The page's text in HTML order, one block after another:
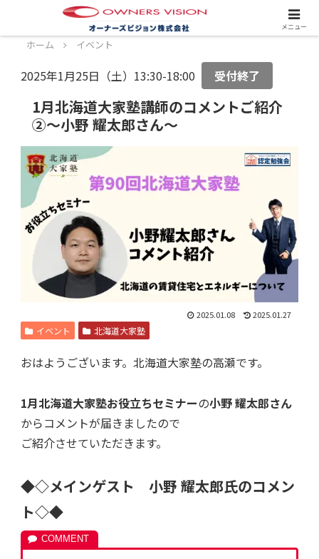
スタッフ募集中！詳しくはこちら！
ホーム イベント
2025年1月25日（土）13:30-18:00 受付終了
1月北海道大家塾講師のコメントご紹介
②～小野 耀太郎さん～
2025.01.08 2025.01.27
イベント 北海道大家塾
おはようございます。北海道大家塾の高瀬です。
1月北海道大家塾お役立ちセミナーの小野 耀太郎さん
からコメントが届きましたので
ご紹介させていただきます。
◆◇メインゲスト 小野 耀太郎氏のコメン
ト◇◆
メニュー